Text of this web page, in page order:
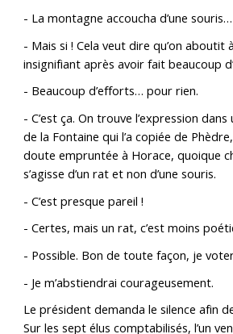
- La montagne accoucha d’une souris…
- Mais si ! Cela veut dire qu’on aboutit
insignifiant après avoir fait beaucoup
- Beaucoup d’efforts… pour rien.
- C’est ça. On trouve l’expression dans
de la Fontaine qui l’a copiée de
doute empruntée à Horace, quoique
s’agisse d’un rat et non d’une souris.
- C’est presque pareil !
- Certes, mais un rat, c’est moins
- Possible. Bon de toute façon, je
- Je m’abstiendrai courageusement.
Le président demanda le silence afin
Sur les sept élus comptabilisés, l’un